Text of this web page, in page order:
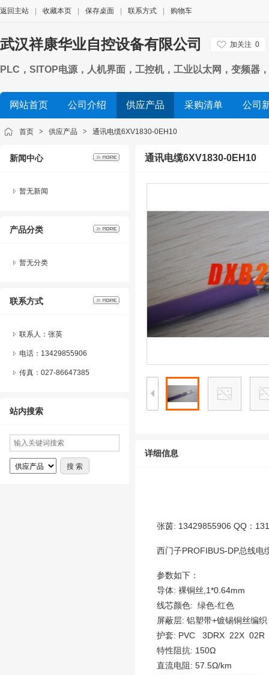
返回主站 收藏本页 保存桌面 联系方式 购物车
武汉祥康华业自控设备有限公司 加关注 0
PLC，SITOP电源，人机界面，工控机，工业以太网，变频器
网站首页 公司介绍 供应产品 采购清单 公司
首页 > 供应产品 > 通讯电缆6XV1830-0EH10
新闻中心
暂无新闻
产品分类
暂无分类
联系方式
联系人：张英
电话：13429855906
传真：027-86647385
站内搜索
通讯电缆6XV1830-0EH10
详细信息
张茵: 13429855906 QQ：
西门子PROFIBUS-DP总线电
参数如下：
导体: 裸铜丝,1*0.64mm
线芯颜色: 绿色-红色
屏蔽层: 铝塑带+镀锡铜丝编织
护套: PVC 3DRX 22X 02R
特性阻抗: 150Ω
直流电阻: 57.5Ω/km